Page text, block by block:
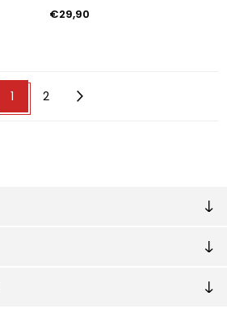
€29,90
1 2